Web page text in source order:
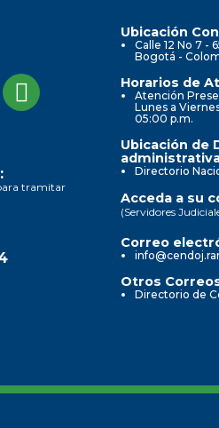
tramitar
Ubicación
Calle 12 No 7 -
Bogotá -
Horarios de
Atención
Lunes a
05:00 p.m.
Ubicación de
Directorio
Acceda a su
(Servidores
Correo
Otros
Directorio de